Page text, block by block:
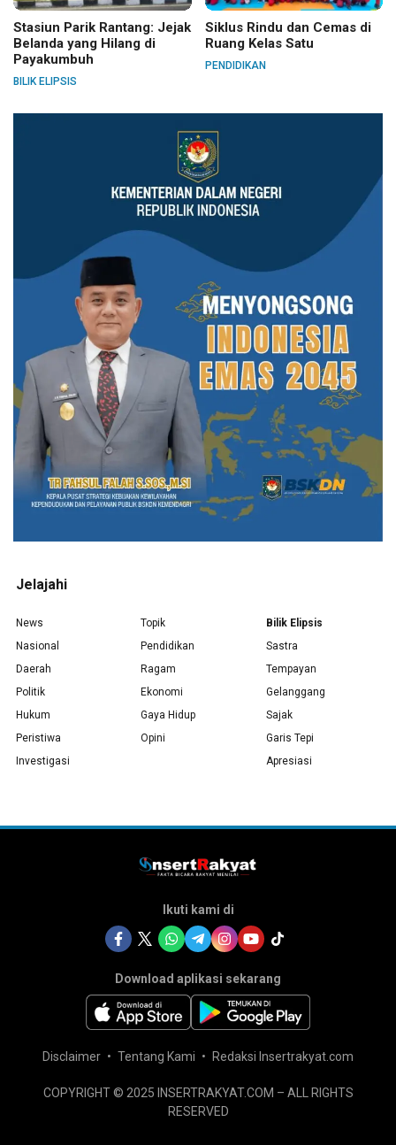
Stasiun Parik Rantang: Jejak
Belanda yang Hilang di
Payakumbuh
BILIK ELIPSIS
Siklus Rindu dan Cemas di
Ruang Kelas Satu
PENDIDIKAN
Jelajahi
News
Nasional
Daerah
Politik
Hukum
Peristiwa
Investigasi
Topik
Pendidikan
Ragam
Ekonomi
Gaya Hidup
Opini
Bilik Elipsis
Sastra
Tempayan
Gelanggang
Sajak
Garis Tepi
Apresiasi
Ikuti kami di
Download aplikasi sekarang
Disclaimer Tentang Kami Redaksi Insertrakyat.com
COPYRIGHT © 2025 INSERTRAKYAT.COM – ALL RIGHTS
RESERVED